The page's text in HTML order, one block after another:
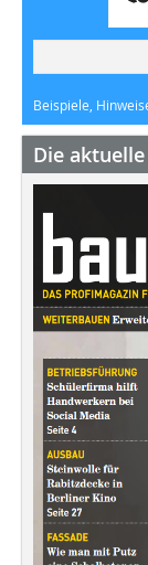
Beispiele,
Die